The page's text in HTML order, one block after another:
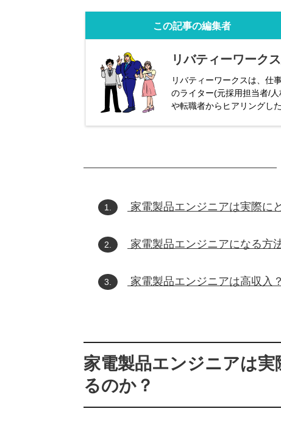
この記事の編集者
リバティーワーク
リバティーワークスは、仕
のライター(元採用担当者/
や転職者からヒアリングし
1. 家電製品エンジニアは実際に
2. 家電製品エンジニアになる方
3. 家電製品エンジニアは高収入
家電製品エンジニアは
るのか？